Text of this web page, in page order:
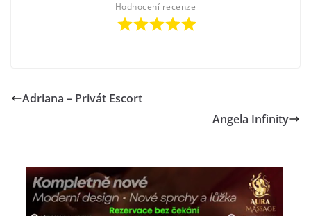
Hodnocení recenze
Adriana – Privát Escort
Angela Infinity